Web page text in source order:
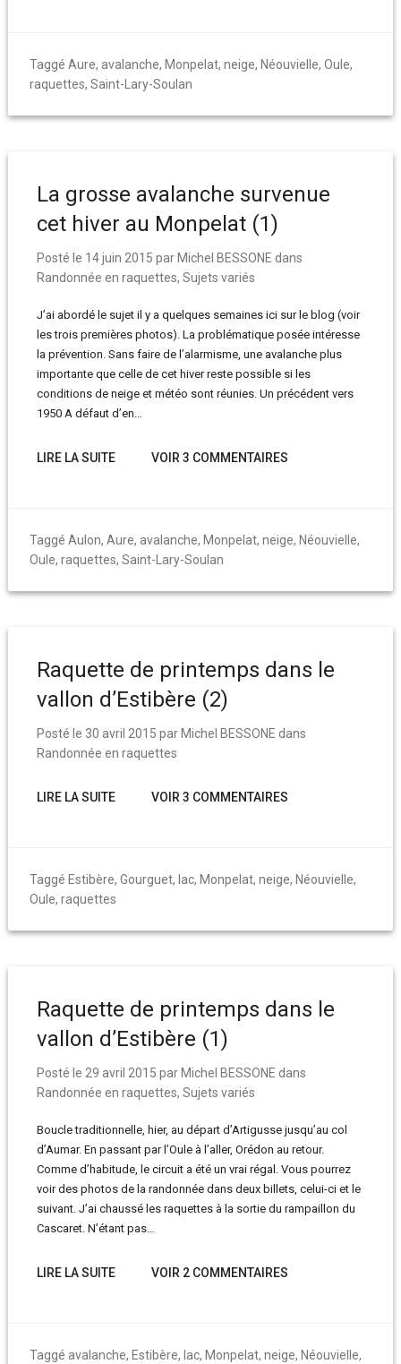
Taggé Aure, avalanche, Monpelat, neige, Néouvielle, Oule,
raquettes, Saint-Lary-Soulan
La grosse avalanche survenue
cet hiver au Monpelat (1)
Posté le 14 juin 2015 par Michel BESSONE dans
Randonnée en raquettes, Sujets variés
J’ai abordé le sujet il y a quelques semaines ici sur le blog (voir
les trois premières photos). La problématique posée intéresse
la prévention. Sans faire de l’alarmisme, une avalanche plus
importante que celle de cet hiver reste possible si les
conditions de neige et météo sont réunies. Un précédent vers
1950 A défaut d’en…
LIRE LA SUITE VOIR 3 COMMENTAIRES
Taggé Aulon, Aure, avalanche, Monpelat, neige, Néouvielle,
Oule, raquettes, Saint-Lary-Soulan
Raquette de printemps dans le
vallon d’Estibère (2)
Posté le 30 avril 2015 par Michel BESSONE dans
Randonnée en raquettes
LIRE LA SUITE VOIR 3 COMMENTAIRES
Taggé Estibère, Gourguet, lac, Monpelat, neige, Néouvielle,
Oule, raquettes
Raquette de printemps dans le
vallon d’Estibère (1)
Posté le 29 avril 2015 par Michel BESSONE dans
Randonnée en raquettes, Sujets variés
Boucle traditionnelle, hier, au départ d’Artigusse jusqu’au col
d’Aumar. En passant par l’Oule à l’aller, Orédon au retour.
Comme d’habitude, le circuit a été un vrai régal. Vous pourrez
voir des photos de la randonnée dans deux billets, celui-ci et le
suivant. J’ai chaussé les raquettes à la sortie du rampaillon du
Cascaret. N’étant pas…
LIRE LA SUITE VOIR 2 COMMENTAIRES
Taggé avalanche, Estibère, lac, Monpelat, neige, Néouvielle,